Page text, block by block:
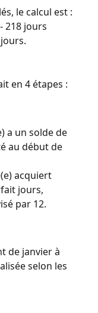
le calcul est :
218 jours
en 4 étapes :
a un solde de
au début de
acquiert
jours,
par 12.
de janvier à
selon les